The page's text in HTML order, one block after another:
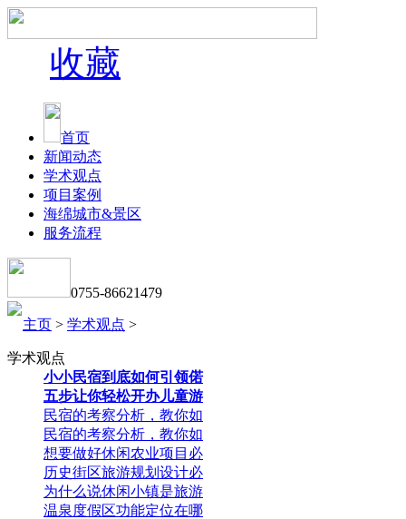
收藏
首页
新闻动态
学术观点
项目案例
海绵城市&景区
服务流程
0755-86621479
主页 > 学术观点 >
学术观点
小小民宿到底如何引领偌
五步让你轻松开办儿童游
民宿的考察分析，教你如
民宿的考察分析，教你如
想要做好休闲农业项目必
历史街区旅游规划设计必
为什么说休闲小镇是旅游
温泉度假区功能定位在哪